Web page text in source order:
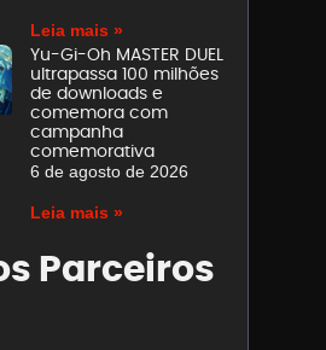
Leia mais »
Yu-Gi-Oh MASTER DUEL
ultrapassa 100 milhões
de downloads e
comemora com
campanha
comemorativa
6 de agosto de 2026
Leia mais »
Parceiros